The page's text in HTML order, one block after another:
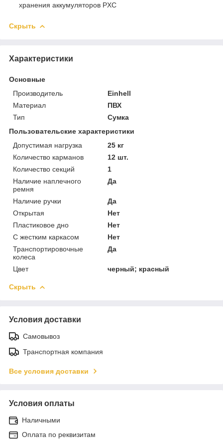
хранения аккумуляторов PXC
Скрыть
Характеристики
Основные
Производитель
Einhell
Материал
ПВХ
Тип
Сумка
Пользовательские характеристики
Допустимая нагрузка
25 кг
Количество карманов
12 шт.
Количество секций
1
Наличие наплечного
ремня
Да
Наличие ручки
Да
Открытая
Нет
Пластиковое дно
Нет
С жестким каркасом
Нет
Транспортировочные
колеса
Да
Цвет черный; красный
Скрыть
Условия доставки
Самовывоз
Транспортная компания
Все условия доставки
Условия оплаты
Наличными
Оплата по реквизитам